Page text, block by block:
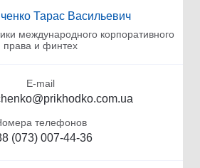
Тарас Васильевич
международного корпоративного
права и финтех
E-mail
телефонов
(073) 007-44-36